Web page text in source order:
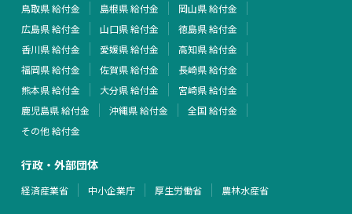
鳥取県 給付金
島根県 給付金
岡山県 給付金
広島県 給付金
山口県 給付金
徳島県 給付金
香川県 給付金
愛媛県 給付金
高知県 給付金
福岡県 給付金
佐賀県 給付金
長崎県 給付金
熊本県 給付金
大分県 給付金
宮崎県 給付金
鹿児島県 給付金
沖縄県 給付金
全国 給付金
その他 給付金
行政・外部団体
経済産業省 中小企業庁 厚生労働省 農林水産省